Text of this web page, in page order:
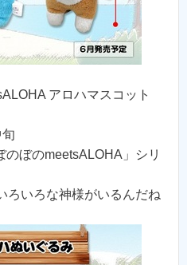
アロハマスコット
ぼのmeetsALOHA」シリ
ろいろな神様がいるんだね